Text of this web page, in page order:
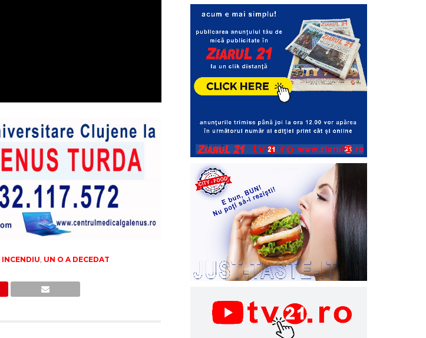
INCENDIU, UN O A DECEDAT